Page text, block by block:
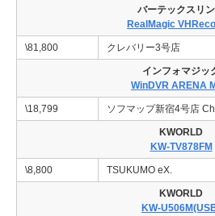
バーテックスリ
RealMagic
\81,800 クレバリー3号店
インフォマジッ
WinDVR ARENA
\18,799 ソフマップ新宿4号店
KWORLD
KW-TV878FM
\8,800 TSUKUMO eX.
KWORLD
KW-